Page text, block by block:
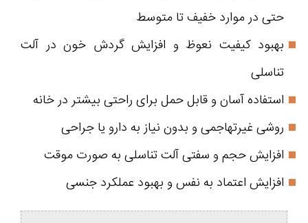
حتی در موارد خفیف تا متوسط
بهبود کیفیت نعوظ و افزایش گردش خون در آلت
تناسلی
استفاده آسان و قابل حمل برای راحتی بیشتر در خانه
روشی غیرتهاجمی و بدون نیاز به دارو یا جراحی
افزایش حجم و سفتی آلت تناسلی به صورت موقت
افزایش اعتماد به نفس و بهبود عملکرد جنسی